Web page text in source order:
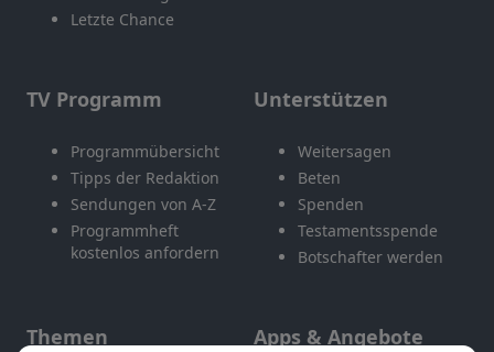
Letzte Chance
TV Programm
Programmübersicht
Tipps der Redaktion
Sendungen von A-Z
Programmheft
kostenlos anfordern
Unterstützen
Weitersagen
Beten
Spenden
Testamentsspende
Botschafter werden
Themen Apps & Angebote